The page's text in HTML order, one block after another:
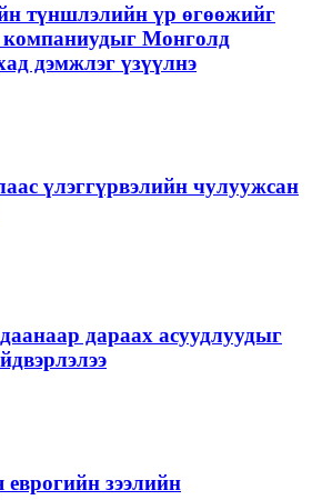
түншлэлийн үр өгөөжийг
компаниудыг Монголд
дэмжлэг үзүүлнэ
үлэггүрвэлийн чулуужсан
дараах асуудлуудыг
зээлийн